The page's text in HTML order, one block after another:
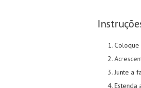
Coloque
Junte a
Estenda